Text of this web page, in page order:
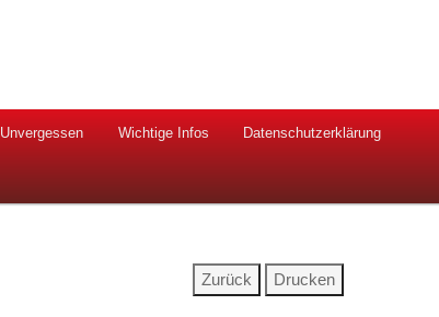
Unvergessen Wichtige Infos Datenschutzerklärung